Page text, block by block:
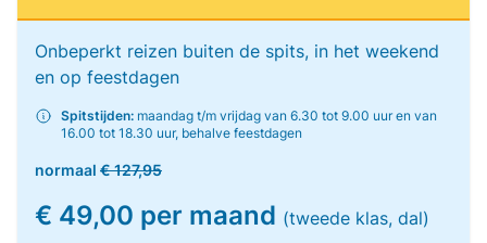
Onbeperkt reizen buiten de spits, in het weekend
en op feestdagen
Spitstijden: maandag t/m vrijdag van 6.30 tot 9.00 uur en van
16.00 tot 18.30 uur, behalve feestdagen
normaal € 127,95
€ 49,00 per maand (tweede klas, dal)